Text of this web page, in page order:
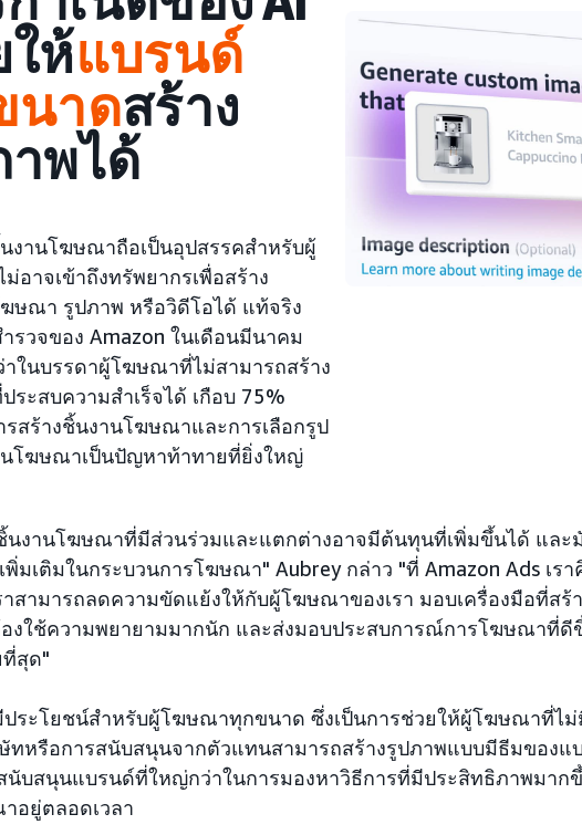
ห้แบรนด์
นาดสร้าง
าพได้
งานโฆษณาถือเป็นอุปสรรคสำหรับผู้
อาจเข้าถึงทรัพยากรเพื่อสร้าง
ษณา รูปภาพ หรือวิดีโอได้ แท้จริง
รวจของ Amazon ในเดือนมีนาคม
ในบรรดาผู้โฆษณาที่ไม่สามารถสร้าง
ระสบความสำเร็จได้ เกือบ 75%
รสร้างชิ้นงานโฆษณาและการเลือกรูป
โฆษณาเป็นปัญหาท้าทายที่ยิ่งใหญ่
นงานโฆษณาที่มีส่วนร่วมและแตกต่างอาจมีต้นทุนที่เพิ่มขึ้นได้ และ
พิ่มเติมในกระบวนการโฆษณา" Aubrey กล่าว "ที่ Amazon Ads เรา
าสามารถลดความขัดแย้งให้กับผู้โฆษณาของเรา มอบเครื่องมือที่สร้
งใช้ความพยายามมากนัก และส่งมอบประสบการณ์การโฆษณาที่ดี
ที่สุด"
ระโยชน์สำหรับผู้โฆษณาทุกขนาด ซึ่งเป็นการช่วยให้ผู้โฆษณาที่ไม่
ทหรือการสนับสนุนจากตัวแทนสามารถสร้างรูปภาพแบบมีธีมของ
นับสนุนแบรนด์ที่ใหญ่กว่าในการมองหาวิธีการที่มีประสิทธิภาพมา
อยู่ตลอดเวลา